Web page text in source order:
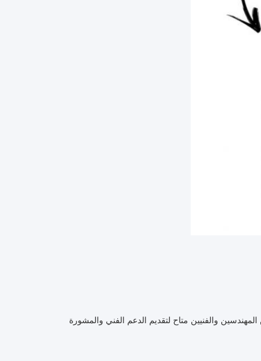
والفنيين متاح لتقديم الدعم الفني والمشورة